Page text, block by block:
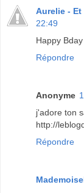
Aurelie - Et
22:49
Happy
Répondre
Anonyme
j'adore ton
http://
Répondre